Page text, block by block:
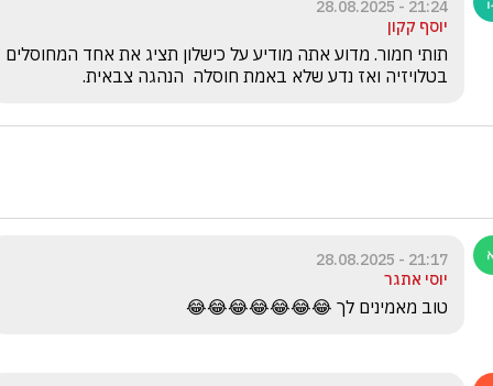
21:24 - 28.08.2025
יוסף קקון
בטלויזיה ואז נדע שלא באמת חוסלה  הנהגה צבאית.
21:17 - 28.08.2025
יוסי אתגר
טוב מאמינים לך 😂😂😂😂😂😂😂